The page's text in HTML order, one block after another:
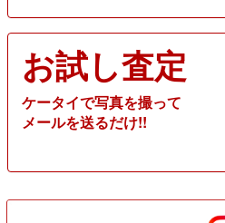
お試し査定
ケータイで写真を撮って
メールを送るだけ!!